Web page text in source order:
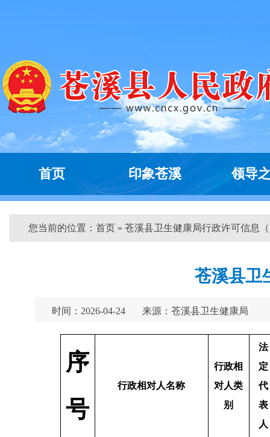
首页 印象苍溪 领导
您当前的位置： 首页 » 苍溪县卫生健康局行政许可信息
苍溪县卫
时间：2026-04-24 来源：苍溪县卫生健康局
序
号
行政相对人名称
行政相
对人类
别
法
定
代
表
人